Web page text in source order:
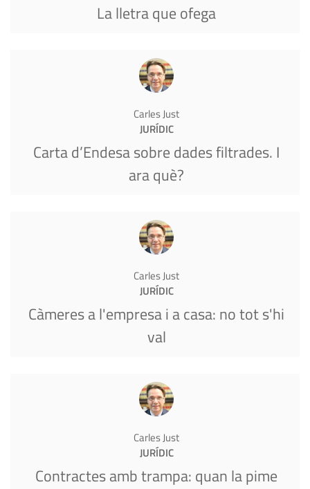
La lletra que ofega
Carles Just
JURÍDIC
Carta d’Endesa sobre dades filtrades. I
ara què?
Carles Just
JURÍDIC
Càmeres a l'empresa i a casa: no tot s'hi
val
Carles Just
JURÍDIC
Contractes amb trampa: quan la pime